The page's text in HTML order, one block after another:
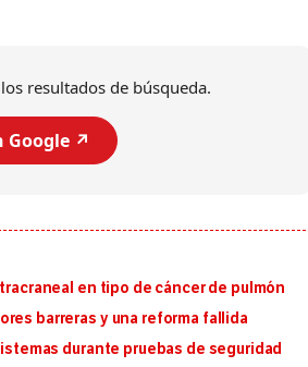
resultados de búsqueda.
Google ↗️
en tipo de cáncer de pulmón
barreras y una reforma fallida
durante pruebas de seguridad
al sur de Japón, provocando una